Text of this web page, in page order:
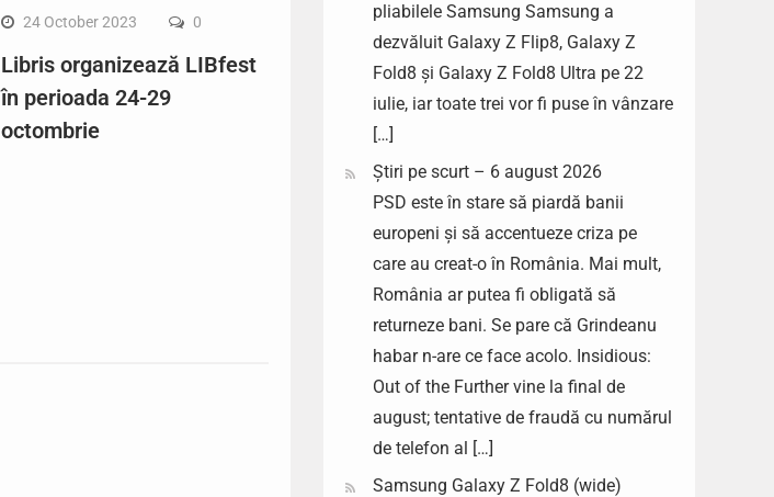
24 October 2023 0
Libris organizează LIBfest
în perioada 24-29
octombrie
pliabilele Samsung Samsung a
dezvăluit Galaxy Z Flip8, Galaxy Z
Fold8 și Galaxy Z Fold8 Ultra pe 22
iulie, iar toate trei vor fi puse în vânzare
[…]
Știri pe scurt – 6 august 2026
PSD este în stare să piardă banii
europeni și să accentueze criza pe
care au creat-o în România. Mai mult,
România ar putea fi obligată să
returneze bani. Se pare că Grindeanu
habar n-are ce face acolo. Insidious:
Out of the Further vine la final de
august; tentative de fraudă cu numărul
de telefon al […]
Samsung Galaxy Z Fold8 (wide)